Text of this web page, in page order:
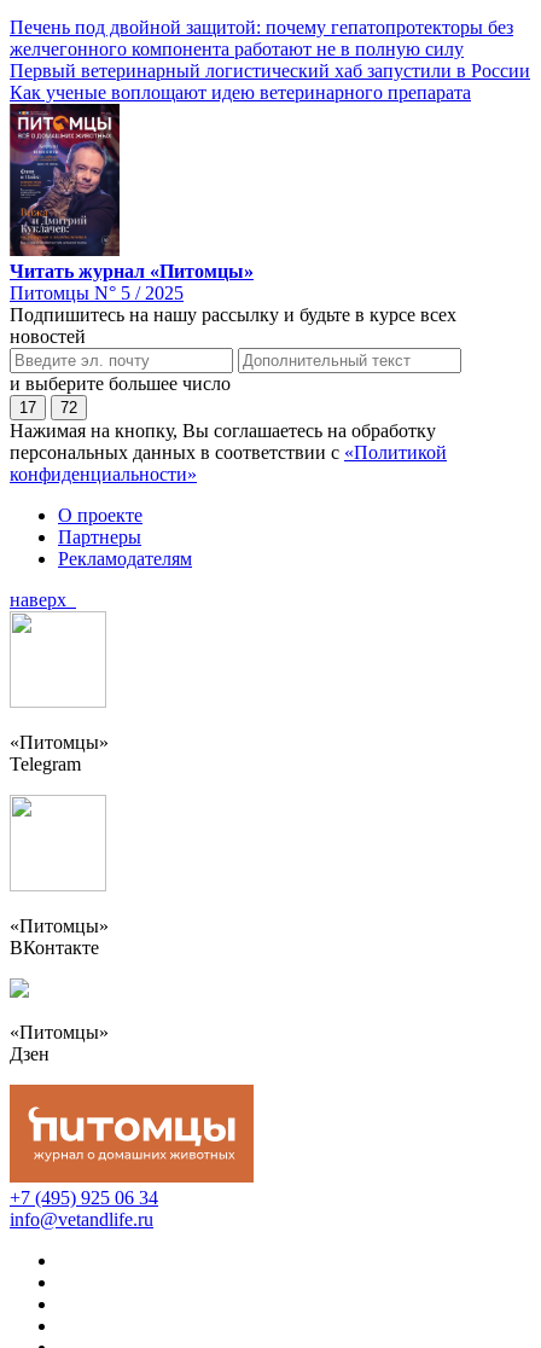
Печень под двойной защитой: почему гепатопротекторы без
желчегонного компонента работают не в полную силу
Первый ветеринарный логистический хаб запустили в России
Как ученые воплощают идею ветеринарного препарата
Читать журнал «Питомцы»
Питомцы N° 5 / 2025
Подпишитесь на нашу рассылку и будьте в курсе всех
новостей
и выберите большее число
17 72
Нажимая на кнопку, Вы соглашаетесь на обработку
персональных данных в соответствии с «Политикой
конфиденциальности»
О проекте
Партнеры
Рекламодателям
наверх
«Питомцы»
Telegram
«Питомцы»
ВКонтакте
«Питомцы»
Дзен
+7 (495) 925 06 34
info@vetandlife.ru